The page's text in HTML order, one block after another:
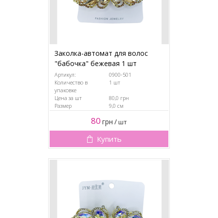
Заколка-автомат для волос
"бабочка" бежевая 1 шт
Артикул:
0900-501
Количество в
упаковке
1 шт
Цена за шт
80,0 грн
Размер
9,0 см
80 грн /шт
Купить